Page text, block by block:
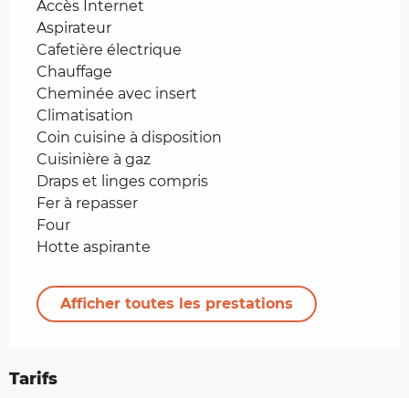
Accès Internet
Aspirateur
Cafetière électrique
Chauffage
Cheminée avec insert
Climatisation
Coin cuisine à disposition
Cuisinière à gaz
Draps et linges compris
Fer à repasser
Four
Hotte aspirante
Afficher toutes les prestations
Tarifs